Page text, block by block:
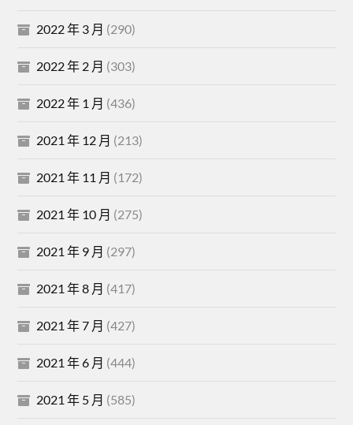
2022 年 3 月 (290)
2022 年 2 月 (303)
2022 年 1 月 (436)
2021 年 12 月 (213)
2021 年 11 月 (172)
2021 年 10 月 (275)
2021 年 9 月 (297)
2021 年 8 月 (417)
2021 年 7 月 (427)
2021 年 6 月 (444)
2021 年 5 月 (585)